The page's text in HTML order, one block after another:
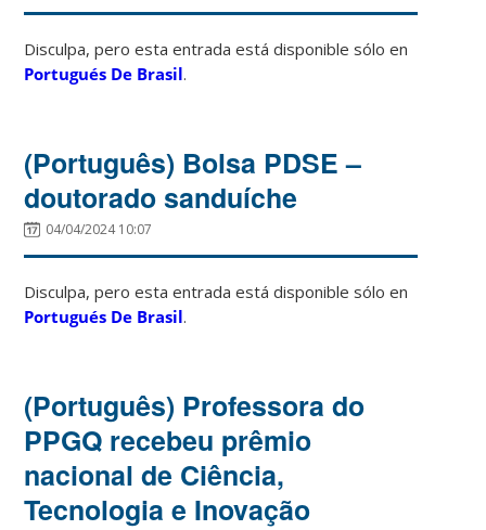
Disculpa, pero esta entrada está disponible sólo en
Portugués De Brasil.
(Português) Bolsa PDSE –
doutorado sanduíche
04/04/2024 10:07
Disculpa, pero esta entrada está disponible sólo en
Portugués De Brasil.
(Português) Professora do
PPGQ recebeu prêmio
nacional de Ciência,
Tecnologia e Inovação